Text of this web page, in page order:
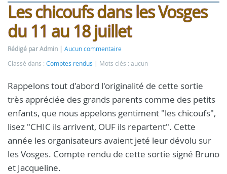
Les chicoufs dans les Vosges
du 11 au 18 juillet
Rédigé par Admin
Aucun commentaire
Classé dans : Comptes rendus Mots clés : aucun
Rappelons tout d'abord l'originalité de cette sortie
très appréciée des grands parents comme des petits
enfants, que nous appelons gentiment "les chicoufs",
lisez "CHIC ils arrivent, OUF ils repartent". Cette
année les organisateurs avaient jeté leur dévolu sur
les Vosges. Compte rendu de cette sortie signé Bruno
et Jacqueline.